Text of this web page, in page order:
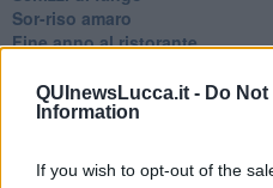
QUInewsLucca.it - Do
Information
If you wish to opt-out of the
Sor-riso amaro
Fine anno al ristorante
Natale 2024
Re e regnanti
Come rubare allo stato e vivere